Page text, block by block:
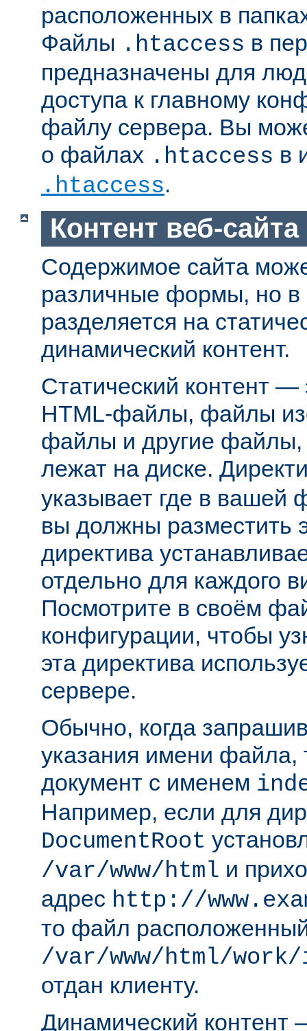
расположенных в
Файлы .htaccess в
предназначены для
доступа к главному
файлу сервера. Вы
о файлах .htaccess в
.htaccess.
Контент веб-сайта
Содержимое сайта
различные формы, но
разделяется на
динамический контент.
Статический контент —
HTML-файлы, файлы
файлы и другие файлы,
лежат на диске.
указывает где в вашей
вы должны разместить
директива
отдельно для каждого
Посмотрите в своём
конфигурации, чтобы
эта директива
сервере.
Обычно, когда
указания имени файла,
документ с именем
Например, если для
DocumentRoot
/var/www/html и
адрес http://
то файл
/var/www/html/
отдан клиенту.
Динамический контент